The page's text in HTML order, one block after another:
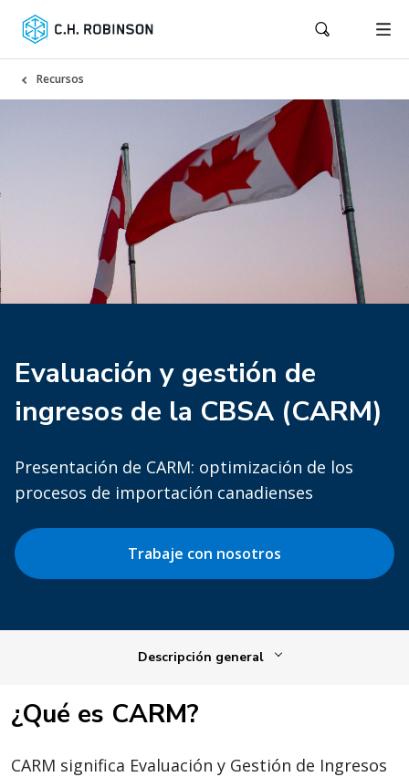
Recursos
Evaluación y gestión de
ingresos de la CBSA (CARM)
Presentación de CARM: optimización de los
procesos de importación canadienses
Trabaje con nosotros
Descripción general
¿Qué es CARM?
CARM significa Evaluación y Gestión de Ingresos